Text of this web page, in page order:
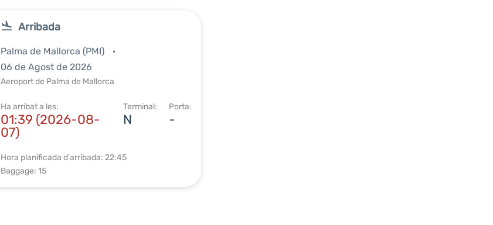
Arribada
Palma de Mallorca (PMI)
06 de Agost de 2026
Aeroport de Palma de Mallorca
Ha arribat a les:
01:39 (2026-08-
07)
Terminal:
N
Porta:
-
Hora planificada d'arribada: 22:45
Baggage: 15